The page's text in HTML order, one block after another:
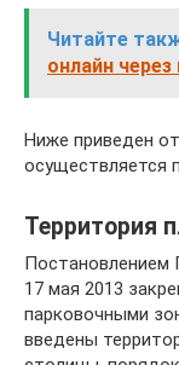
Читайте
онлайн через
Ниже приведен
осуществляется
Территория
17 мая 2013
парковочными
введены